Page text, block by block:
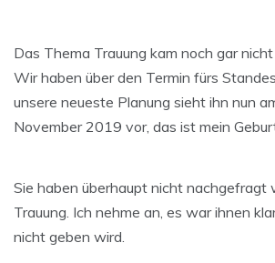
Das Thema Trauung kam noch gar
Wir haben über den Termin fürs
unsere neueste Planung sieht ihn nun
November 2019 vor, das ist mein
Sie haben überhaupt nicht nachgefragt
Trauung. Ich nehme an, es war ihnen
nicht geben wird.